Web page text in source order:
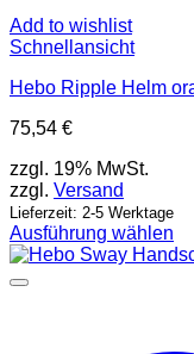
Add to wishlist
Schnellansicht
Hebo Ripple Helm
75,54 €
zzgl. 19% MwSt.
zzgl. Versand
Lieferzeit: 2-5 Werktage
Ausführung wählen
Dieses
Produkt